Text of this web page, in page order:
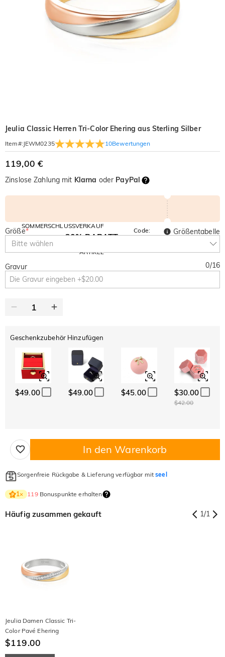
Jeulia Classic Herren Tri-Color Ehering aus Sterling Silber
Item#: JEWM0235 10Bewertungen
119,00 €
Zinslose Zahlung mit Klarna oder PayPal
SOMMERSCHLUSSVERKAUF
10% RABATT
AUF ALLES
30% RABATT
ARTIKEL
Code:
SUMMER
Größe*
Bitte wählen
Größentabelle
Gravur 0/16
Geschenkzubehör Hinzufügen
$49.00 $49.00 $45.00 $30.00
$42.00
In den Warenkorb
Sorgenfreie Rückgabe & Lieferung verfügbar mitseel
1× 119Bonuspunkte erhalten
Häufig zusammen gekauft 1/1
Jeulia Damen Classic Tri-
Color Pavé Ehering
$119.00